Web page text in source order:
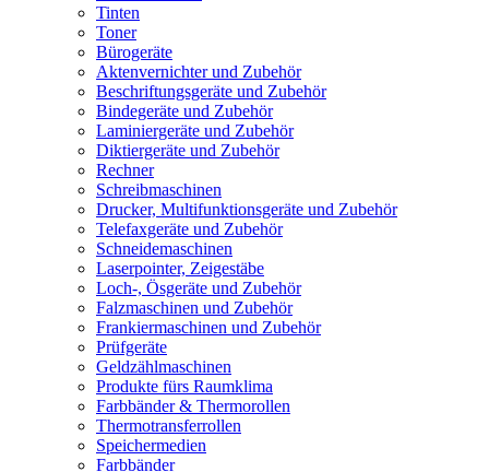
Tinten
Toner
Bürogeräte
Aktenvernichter und Zubehör
Beschriftungsgeräte und Zubehör
Bindegeräte und Zubehör
Laminiergeräte und Zubehör
Diktiergeräte und Zubehör
Rechner
Schreibmaschinen
Drucker, Multifunktionsgeräte und Zubehör
Telefaxgeräte und Zubehör
Schneidemaschinen
Laserpointer, Zeigestäbe
Loch-, Ösgeräte und Zubehör
Falzmaschinen und Zubehör
Frankiermaschinen und Zubehör
Prüfgeräte
Geldzählmaschinen
Produkte fürs Raumklima
Farbbänder & Thermorollen
Thermotransferrollen
Speichermedien
Farbbänder